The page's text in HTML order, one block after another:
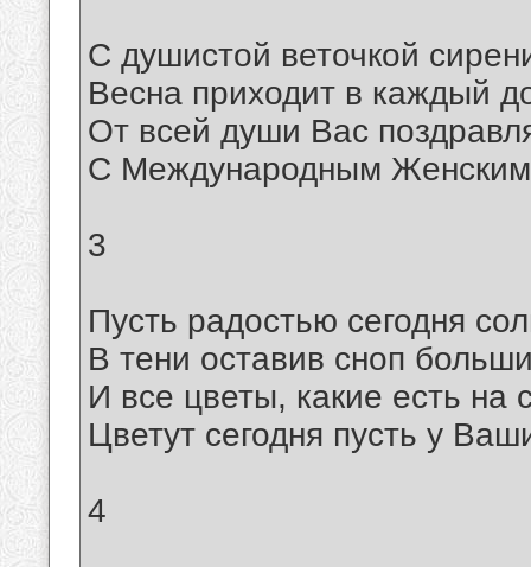
С душистой веточкой
Весна приходит в каждый
От всей души Вас
С Международным
3
Пусть радостью сегодня
В тени оставив сноп
И все цветы, какие есть на
Цветут сегодня пусть у
4